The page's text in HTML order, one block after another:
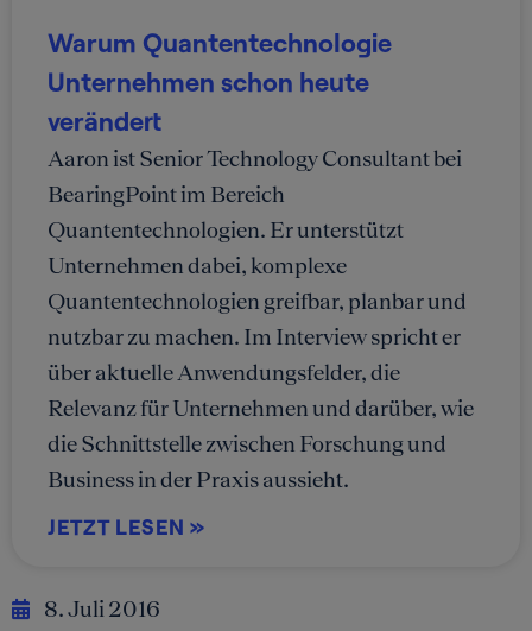
Warum Quantentechnologie
Unternehmen schon heute
verändert
Aaron ist Senior Technology Consultant bei
BearingPoint im Bereich
Quantentechnologien. Er unterstützt
Unternehmen dabei, komplexe
Quantentechnologien greifbar, planbar und
nutzbar zu machen. Im Interview spricht er
über aktuelle Anwendungsfelder, die
Relevanz für Unternehmen und darüber, wie
die Schnittstelle zwischen Forschung und
Business in der Praxis aussieht.
JETZT LESEN »
8. Juli 2016